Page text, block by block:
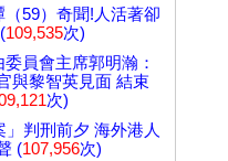
（59）奇聞!人活著卻
109,535次)
員會主席郭明瀚：
與黎智英見面 結束
次)
」判刑前夕 海外港人
(107,956次)